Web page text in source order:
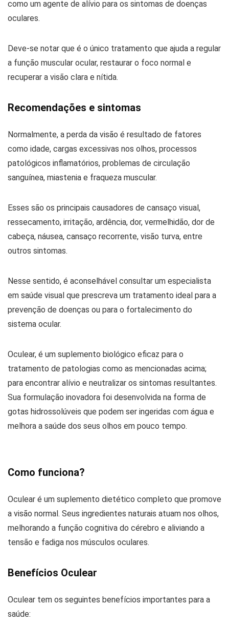
como um agente de alívio para os sintomas de doenças
oculares.
Deve-se notar que é o único tratamento que ajuda a regular
a função muscular ocular, restaurar o foco normal e
recuperar a visão clara e nítida.
Recomendações e sintomas
Normalmente, a perda da visão é resultado de fatores
como idade, cargas excessivas nos olhos, processos
patológicos inflamatórios, problemas de circulação
sanguínea, miastenia e fraqueza muscular.
Esses são os principais causadores de cansaço visual,
ressecamento, irritação, ardência, dor, vermelhidão, dor de
cabeça, náusea, cansaço recorrente, visão turva, entre
outros sintomas.
Nesse sentido, é aconselhável consultar um especialista
em saúde visual que prescreva um tratamento ideal para a
prevenção de doenças ou para o fortalecimento do
sistema ocular.
Oculear, é um suplemento biológico eficaz para o
tratamento de patologias como as mencionadas acima;
para encontrar alívio e neutralizar os sintomas resultantes.
Sua formulação inovadora foi desenvolvida na forma de
gotas hidrossolúveis que podem ser ingeridas com água e
melhora a saúde dos seus olhos em pouco tempo.
Como funciona?
Oculear é um suplemento dietético completo que promove
a visão normal. Seus ingredientes naturais atuam nos olhos,
melhorando a função cognitiva do cérebro e aliviando a
tensão e fadiga nos músculos oculares.
Benefícios Oculear
Oculear tem os seguintes benefícios importantes para a
saúde: